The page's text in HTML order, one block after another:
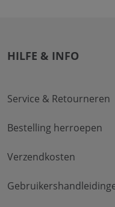
HILFE & INFO
Service & Retourneren
Bestelling herroepen
Verzendkosten